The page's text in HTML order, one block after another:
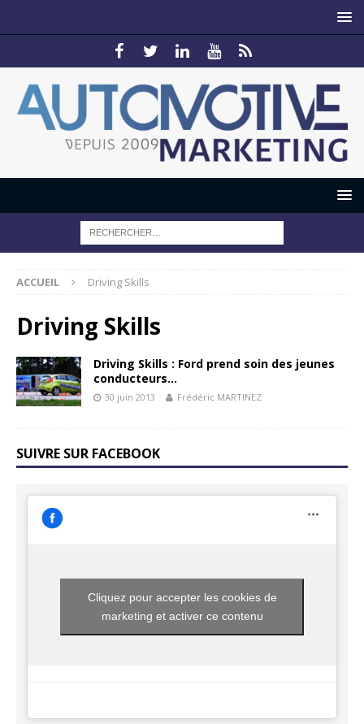
ACCUEIL Driving Skills
Driving Skills
Driving Skills : Ford prend soin des jeunes
conducteurs…
30 juin 2013 Frédéric MARTINEZ
SUIVRE SUR FACEBOOK
Cliquez pour accepter les cookies de
marketing et activer ce contenu